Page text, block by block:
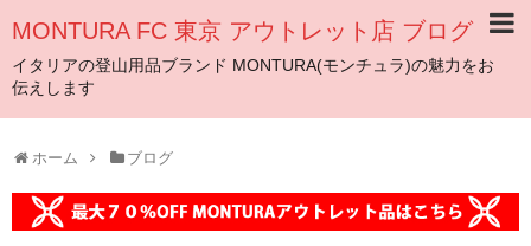
MONTURA FC 東京 アウトレット店 ブログ
イタリアの登山用品ブランド MONTURA(モンチュラ)の魅力をお
伝えします
ホーム ブログ